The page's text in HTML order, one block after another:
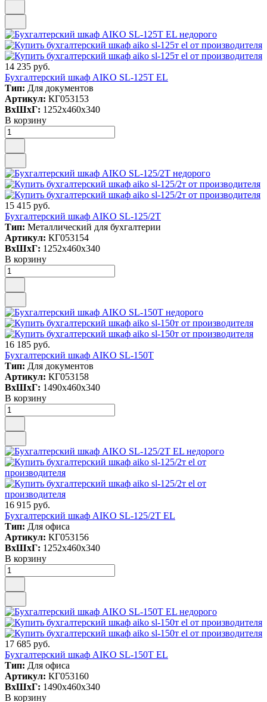
14 235 руб.
Бухгалтерский шкаф AIKO SL-125Т EL
Тип: Для документов
Артикул: КГ053153
ВxШxГ: 1252x460x340
В корзину
15 415 руб.
Бухгалтерский шкаф AIKO SL-125/2Т
Тип: Металлический для бухгалтерии
Артикул: КГ053154
ВxШxГ: 1252x460x340
В корзину
16 185 руб.
Бухгалтерский шкаф AIKO SL-150Т
Тип: Для документов
Артикул: КГ053158
ВxШxГ: 1490x460x340
В корзину
16 915 руб.
Бухгалтерский шкаф AIKO SL-125/2Т EL
Тип: Для офиса
Артикул: КГ053156
ВxШxГ: 1252x460x340
В корзину
17 685 руб.
Бухгалтерский шкаф AIKO SL-150Т EL
Тип: Для офиса
Артикул: КГ053160
ВxШxГ: 1490x460x340
В корзину